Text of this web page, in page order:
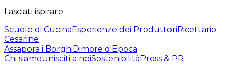
Lasciati ispirare
Scuole di CucinaEsperienze dei ProduttoriRicettario
Cesarine
Assapora i BorghiDimore d'Epoca
Chi siamoUnisciti a noiSostenibilitàPress & PR